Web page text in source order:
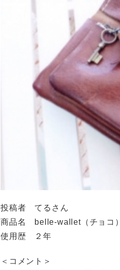
投稿者 てるさん
商品名 belle-wallet（チョコ）
使用歴 ２年
＜コメント＞